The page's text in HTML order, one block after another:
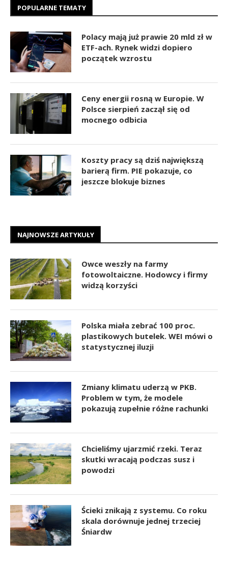
POPULARNE TEMATY
Polacy mają już prawie 20 mld zł w
ETF-ach. Rynek widzi dopiero
początek wzrostu
Ceny energii rosną w Europie. W
Polsce sierpień zaczął się od
mocnego odbicia
Koszty pracy są dziś największą
barierą firm. PIE pokazuje, co
jeszcze blokuje biznes
NAJNOWSZE ARTYKUŁY
Owce weszły na farmy
fotowoltaiczne. Hodowcy i firmy
widzą korzyści
Polska miała zebrać 100 proc.
plastikowych butelek. WEI mówi o
statystycznej iluzji
Zmiany klimatu uderzą w PKB.
Problem w tym, że modele
pokazują zupełnie różne rachunki
Chcieliśmy ujarzmić rzeki. Teraz
skutki wracają podczas susz i
powodzi
Ścieki znikają z systemu. Co roku
skala dorównuje jednej trzeciej
Śniardw